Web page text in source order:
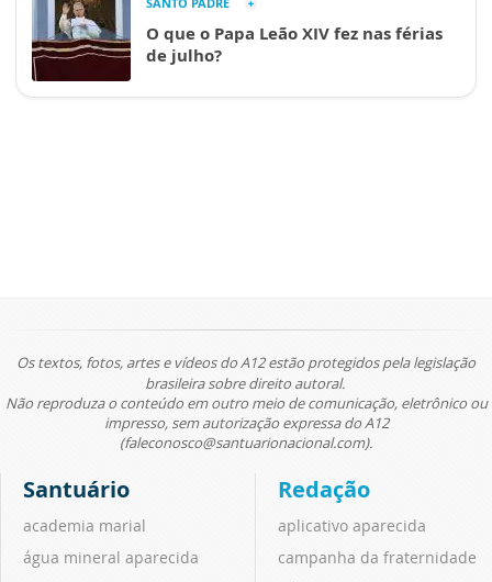
O que o Papa Leão XIV fez nas férias
de julho?
Os textos, fotos, artes e vídeos do A12 estão protegidos pela legislação
brasileira sobre direito autoral.
Não reproduza o conteúdo em outro meio de comunicação, eletrônico ou
impresso, sem autorização expressa do A12
(faleconosco@santuarionacional.com).
Santuário
academia marial
água mineral aparecida
Redação
aplicativo aparecida
campanha da fraternidade